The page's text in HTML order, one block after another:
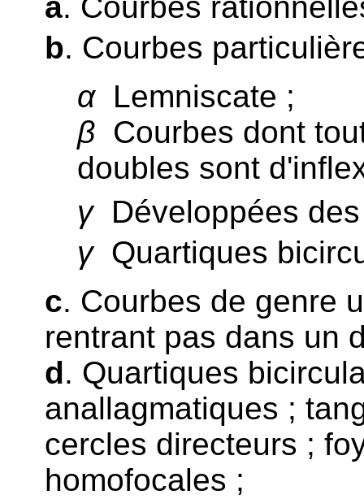
a. Courbes
b. Courbes
αLemniscate ;
β Courbes dont
doubles sont
γDéveloppées
γQuartiques
c. Courbes de genre
rentrant pas dans un
d. Quartiques
anallagmatiques ;
cercles directeurs ;
homofocales ;